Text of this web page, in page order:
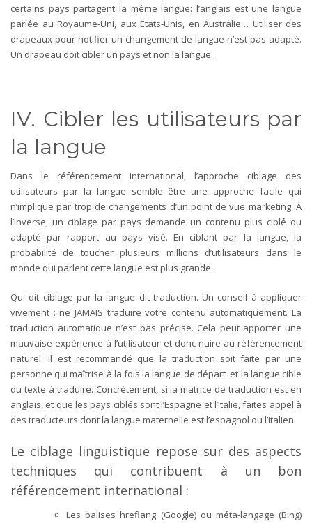
certains pays partagent la même langue: l’anglais est une langue
parlée au Royaume-Uni, aux États-Unis, en Australie… Utiliser des
drapeaux pour notifier un changement de langue n’est pas adapté.
Un drapeau doit cibler un pays et non la langue.
IV. Cibler les utilisateurs par
la langue
Dans le référencement international, l’approche ciblage des
utilisateurs par la langue semble être une approche facile qui
n’implique par trop de changements d’un point de vue marketing. À
l’inverse, un ciblage par pays demande un contenu plus ciblé ou
adapté par rapport au pays visé. En ciblant par la langue, la
probabilité de toucher plusieurs millions d’utilisateurs dans le
monde qui parlent cette langue est plus grande.
Qui dit ciblage par la langue dit traduction. Un conseil à appliquer
vivement : ne JAMAIS traduire votre contenu automatiquement. La
traduction automatique n’est pas précise. Cela peut apporter une
mauvaise expérience à l’utilisateur et donc nuire au référencement
naturel. Il est recommandé que la traduction soit faite par une
personne qui maîtrise à la fois la langue de départ et la langue cible
du texte à traduire. Concrètement, si la matrice de traduction est en
anglais, et que les pays ciblés sont l’Espagne et l’Italie, faites appel à
des traducteurs dont la langue maternelle est l’espagnol ou l’italien.
Le ciblage linguistique repose sur des aspects
techniques qui contribuent à un bon
référencement international :
Les balises hreflang (Google) ou méta-langage (Bing)